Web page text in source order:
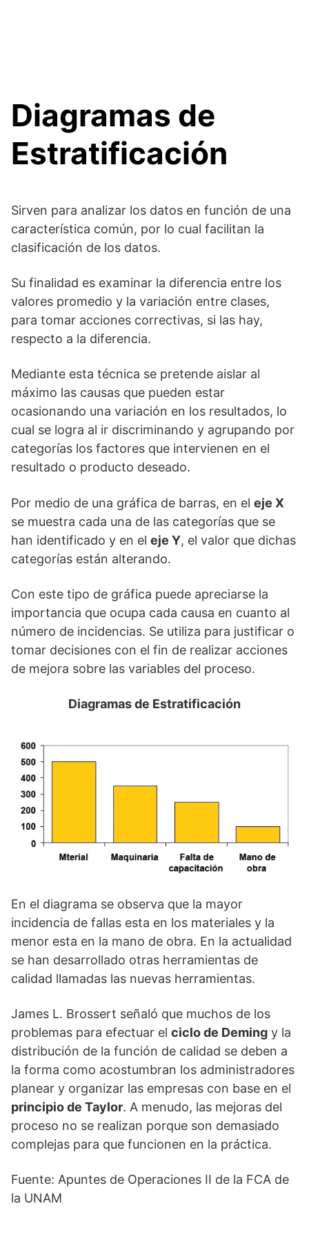
Diagramas de
Estratificación
Sirven para analizar los datos en función de una
característica común, por lo cual facilitan la
clasificación de los datos.
Su finalidad es examinar la diferencia entre los
valores promedio y la variación entre clases,
para tomar acciones correctivas, si las hay,
respecto a la diferencia.
Mediante esta técnica se pretende aislar al
máximo las causas que pueden estar
ocasionando una variación en los resultados, lo
cual se logra al ir discriminando y agrupando por
categorías los factores que intervienen en el
resultado o producto deseado.
Por medio de una gráfica de barras, en el eje X
se muestra cada una de las categorías que se
han identificado y en el eje Y, el valor que dichas
categorías están alterando.
Con este tipo de gráfica puede apreciarse la
importancia que ocupa cada causa en cuanto al
número de incidencias. Se utiliza para justificar o
tomar decisiones con el fin de realizar acciones
de mejora sobre las variables del proceso.
Diagramas de Estratificación
En el diagrama se observa que la mayor
incidencia de fallas esta en los materiales y la
menor esta en la mano de obra. En la actualidad
se han desarrollado otras herramientas de
calidad llamadas las nuevas herramientas.
James L. Brossert señaló que muchos de los
problemas para efectuar el ciclo de Deming y la
distribución de la función de calidad se deben a
la forma como acostumbran los administradores
planear y organizar las empresas con base en el
principio de Taylor. A menudo, las mejoras del
proceso no se realizan porque son demasiado
complejas para que funcionen en la práctica.
Fuente: Apuntes de Operaciones II de la FCA de
la UNAM